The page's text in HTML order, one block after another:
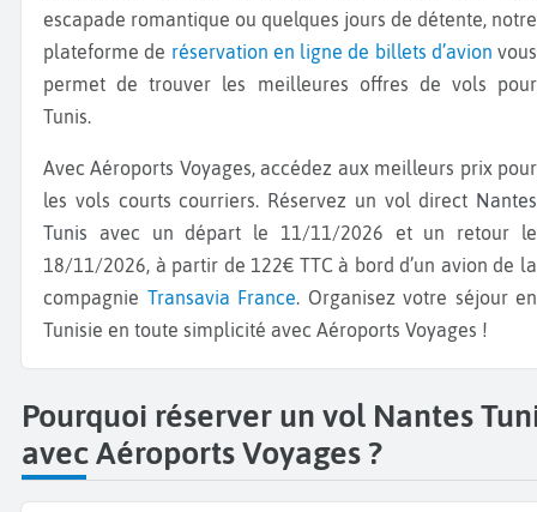
escapade romantique ou quelques jours de détente, notre
plateforme de réservation en ligne de billets d’avion vous
permet de trouver les meilleures offres de vols pour
Tunis.
Avec Aéroports Voyages, accédez aux meilleurs prix pour
les vols courts courriers. Réservez un vol direct Nantes
Tunis avec un départ le 11/11/2026 et un retour le
18/11/2026, à partir de 122€ TTC à bord d’un avion de la
compagnie Transavia France. Organisez votre séjour en
Tunisie en toute simplicité avec Aéroports Voyages !
Pourquoi réserver un vol Nantes
avec Aéroports Voyages ?